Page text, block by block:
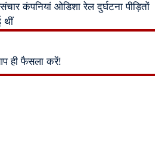
कंपनियां ओडिशा रेल दुर्घटना पीड़ितों
थीं
ही फैसला करें!